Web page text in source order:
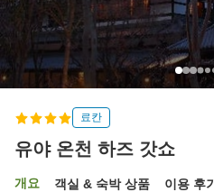
료칸
유야 온천 하즈 갓쇼
개요 객실 & 숙박 상품 이용 후기